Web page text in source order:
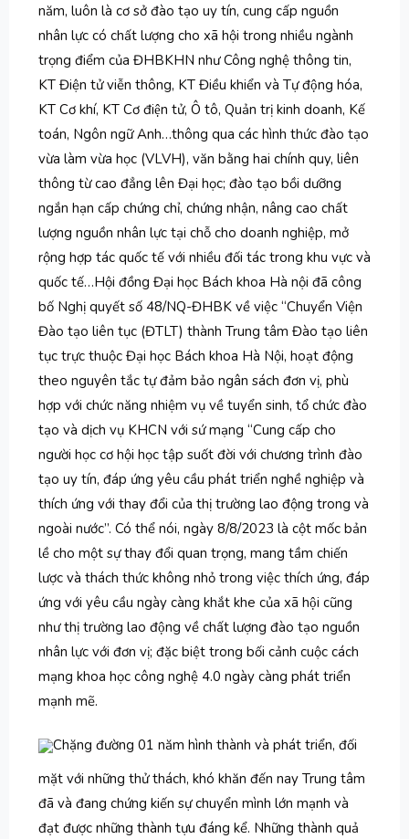
năm, luôn là cơ sở đào tạo uy tín, cung cấp nguồn
nhân lực có chất lượng cho xã hội trong nhiều ngành
trọng điểm của ĐHBKHN như Công nghệ thông tin,
KT Điện tử viễn thông, KT Điều khiển và Tự động hóa,
KT Cơ khí, KT Cơ điện tử, Ô tô, Quản trị kinh doanh, Kế
toán, Ngôn ngữ Anh…thông qua các hình thức đào tạo
vừa làm vừa học (VLVH), văn bằng hai chính quy, liên
thông từ cao đẳng lên Đại học; đào tạo bồi dưỡng
ngắn hạn cấp chứng chỉ, chứng nhận, nâng cao chất
lượng nguồn nhân lực tại chỗ cho doanh nghiệp, mở
rộng hợp tác quốc tế với nhiều đối tác trong khu vực và
quốc tế…Hội đồng Đại học Bách khoa Hà nội đã công
bố Nghị quyết số 48/NQ-ĐHBK về việc “Chuyển Viện
Đào tạo liên tục (ĐTLT) thành Trung tâm Đào tạo liên
tục trực thuộc Đại học Bách khoa Hà Nội, hoạt động
theo nguyên tắc tự đảm bảo ngân sách đơn vị, phù
hợp với chức năng nhiệm vụ về tuyển sinh, tổ chức đào
tạo và dịch vụ KHCN với sứ mạng “Cung cấp cho
người học cơ hội học tập suốt đời với chương trình đào
tạo uy tín, đáp ứng yêu cầu phát triển nghề nghiệp và
thích ứng với thay đổi của thị trường lao động trong và
ngoài nước”. Có thể nói, ngày 8/8/2023 là cột mốc bản
lề cho một sự thay đổi quan trọng, mang tầm chiến
lược và thách thức không nhỏ trong việc thích ứng, đáp
ứng với yêu cầu ngày càng khắt khe của xã hội cũng
như thị trường lao động về chất lượng đào tạo nguồn
nhân lực với đơn vị; đặc biệt trong bối cảnh cuộc cách
mạng khoa học công nghệ 4.0 ngày càng phát triển
mạnh mẽ.
Chặng đường 01 năm hình thành và phát triển, đối
mặt với những thử thách, khó khăn đến nay Trung tâm
đã và đang chứng kiến sự chuyển mình lớn mạnh và
đạt được những thành tựu đáng kể. Những thành quả